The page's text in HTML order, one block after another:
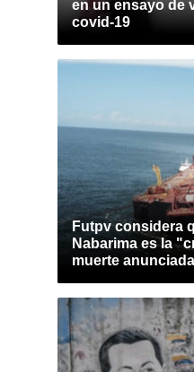
en un ensayo de
covid-19
Futpv considera
Nabarima es la
muerte